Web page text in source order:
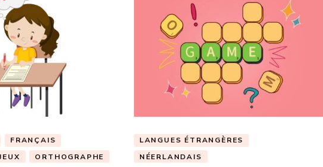
FRANÇAIS
ORTHOGRAPHE
LANGUES ÉTRANGÈRES
NÉERLANDAIS